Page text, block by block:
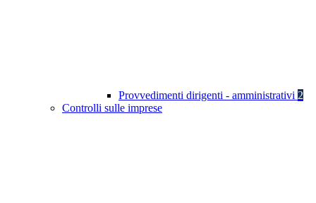
Provvedimenti dirigenti - amministrativi 2
Controlli sulle imprese